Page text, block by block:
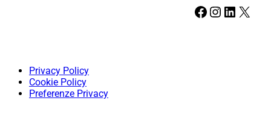
Facebook Instagram LinkedIn X
Privacy Policy
Cookie Policy
Preferenze Privacy